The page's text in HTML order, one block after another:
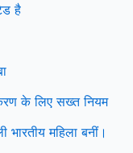
है
के लिए सख्त नियम
महिला बनीं।